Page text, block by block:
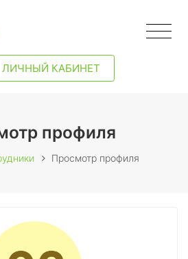
ЛИЧНЫЙ КАБИНЕТ
профиля
Просмотр профиля